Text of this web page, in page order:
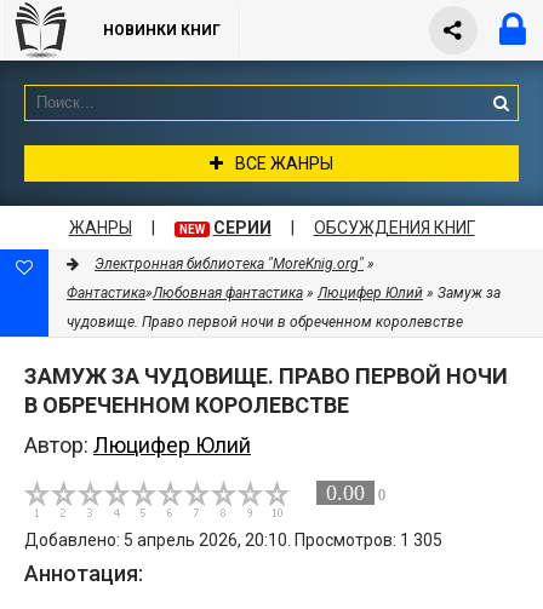
НОВИНКИ КНИГ
ВСЕ ЖАНРЫ
ЖАНРЫ NEW СЕРИИ ОБСУЖДЕНИЯ КНИГ
Электронная библиотека "MoreKnig.org" »
Фантастика»Любовная фантастика »Люцифер Юлий » Замуж за
чудовище. Право первой ночи в обреченном королевстве
ЗАМУЖ ЗА ЧУДОВИЩЕ. ПРАВО ПЕРВОЙ НОЧИ
В ОБРЕЧЕННОМ КОРОЛЕВСТВЕ
Автор: Люцифер Юлий
0.00 0
Добавлено: 5 апрель 2026, 20:10. Просмотров: 1 305
Аннотация: